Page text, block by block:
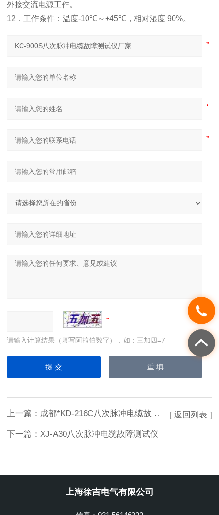
外接交流电源工作。
12 ． 工作条件：温度-10℃～+45℃ ，相对湿度 90%。
请输入计算结果（填写阿拉伯数字），如：三加四=7
上一篇： 成都*KD-216C八次脉冲电缆故障测试仪
下一篇： XJ-A30八次脉冲电缆故障测试仪
[ 返回列表 ]
上海徐吉电气有限公司